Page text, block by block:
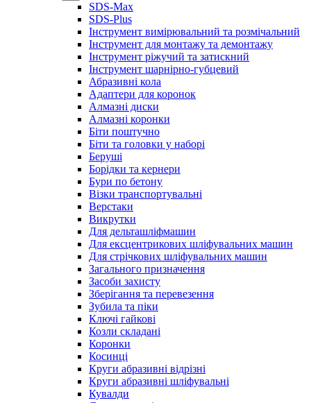
SDS-Max
SDS-Plus
Інструмент вимірювальний та розмічальний
Інструмент для монтажу та демонтажу
Інструмент ріжучий та затискний
Інструмент шарнірно-губцевий
Абразивні кола
Адаптери для коронок
Алмазні диски
Алмазні коронки
Біти поштучно
Біти та головки у наборі
Беруші
Борідки та кернери
Бури по бетону
Візки транспортувальні
Верстаки
Викрутки
Для дельташліфмашин
Для ексцентрикових шліфувальних машин
Для стрічкових шліфувальних машин
Загального призначення
Засоби захисту
Зберігання та перевезення
Зубила та піки
Ключі гайкові
Козли складані
Коронки
Косинці
Круги абразивні відрізні
Круги абразивні шліфувальні
Кувалди